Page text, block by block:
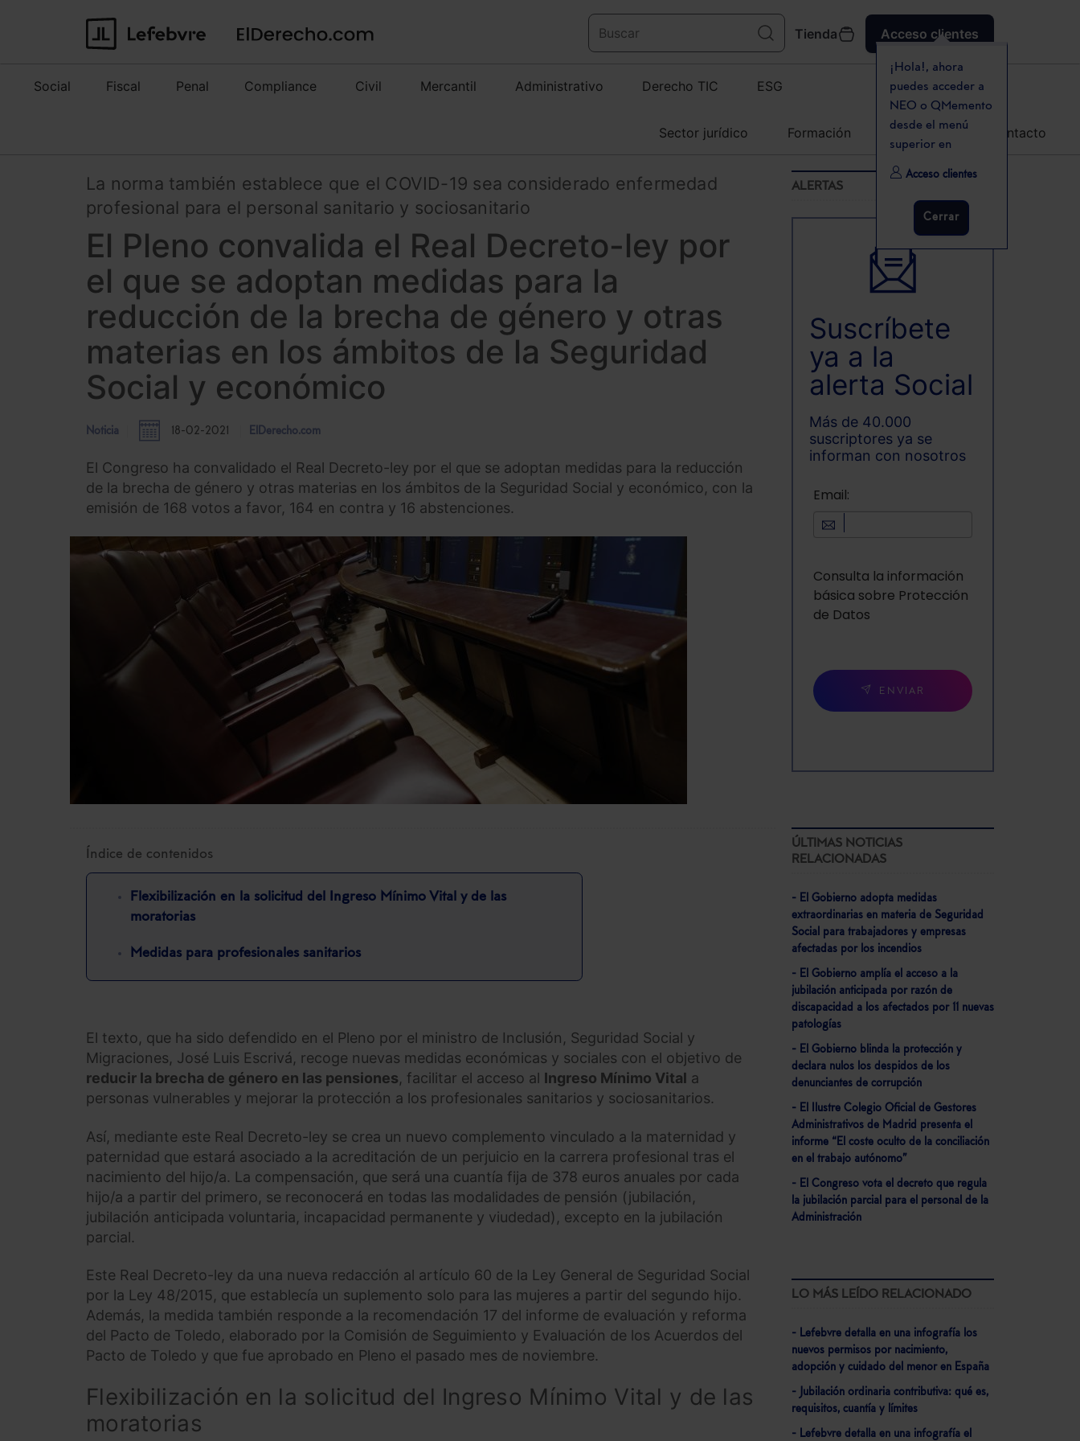
Tienda Acceso clientes
¡Hola!, ahora
puedes acceder a
NEO o QMemento
desde el menú
superior en
Acceso clientes
Cerrar
Social Fiscal Penal Compliance Civil Mercantil Administrativo Derecho TIC ESG
Sector jurídico Formación Agenda Contacto
La norma también establece que el COVID-19 sea considerado enfermedad
profesional para el personal sanitario y sociosanitario
El Pleno convalida el Real Decreto-ley por
el que se adoptan medidas para la
reducción de la brecha de género y otras
materias en los ámbitos de la Seguridad
Social y económico
Noticia 18-02-2021 ElDerecho.com
El Congreso ha convalidado el Real Decreto-ley por el que se adoptan medidas para la reducción
de la brecha de género y otras materias en los ámbitos de la Seguridad Social y económico, con la
emisión de 168 votos a favor, 164 en contra y 16 abstenciones.
Índice de contenidos
Flexibilización en la solicitud del Ingreso Mínimo Vital y de las
moratorias
Medidas para profesionales sanitarios
El texto, que ha sido defendido en el Pleno por el ministro de Inclusión, Seguridad Social y
Migraciones, José Luis Escrivá, recoge nuevas medidas económicas y sociales con el objetivo de
reducir la brecha de género en las pensiones, facilitar el acceso al Ingreso Mínimo Vital a
personas vulnerables y mejorar la protección a los profesionales sanitarios y sociosanitarios.
Así, mediante este Real Decreto-ley se crea un nuevo complemento vinculado a la maternidad y
paternidad que estará asociado a la acreditación de un perjuicio en la carrera profesional tras el
nacimiento del hijo/a. La compensación, que será una cuantía fija de 378 euros anuales por cada
hijo/a a partir del primero, se reconocerá en todas las modalidades de pensión (jubilación,
jubilación anticipada voluntaria, incapacidad permanente y viudedad), excepto en la jubilación
parcial.
Este Real Decreto-ley da una nueva redacción al artículo 60 de la Ley General de Seguridad Social
por la Ley 48/2015, que establecía un suplemento solo para las mujeres a partir del segundo hijo.
Además, la medida también responde a la recomendación 17 del informe de evaluación y reforma
del Pacto de Toledo, elaborado por la Comisión de Seguimiento y Evaluación de los Acuerdos del
Pacto de Toledo y que fue aprobado en Pleno el pasado mes de noviembre.
Flexibilización en la solicitud del Ingreso Mínimo Vital y de las
moratorias
ALERTAS
Suscríbete
ya a la
alerta Social
Más de 40.000
suscriptores ya se
informan con nosotros
Email:
Consulta la información
básica sobre Protección
de Datos
ENVIAR
ÚLTIMAS NOTICIAS
RELACIONADAS
- El Gobierno adopta medidas
extraordinarias en materia de Seguridad
Social para trabajadores y empresas
afectadas por los incendios
- El Gobierno amplía el acceso a la
jubilación anticipada por razón de
discapacidad a los afectados por 11 nuevas
patologías
- El Gobierno blinda la protección y
declara nulos los despidos de los
denunciantes de corrupción
- El Ilustre Colegio Oficial de Gestores
Administrativos de Madrid presenta el
informe “El coste oculto de la conciliación
en el trabajo autónomo”
- El Congreso vota el decreto que regula
la jubilación parcial para el personal de la
Administración
LO MÁS LEÍDO RELACIONADO
- Lefebvre detalla en una infografía los
nuevos permisos por nacimiento,
adopción y cuidado del menor en España
- Jubilación ordinaria contributiva: qué es,
requisitos, cuantía y límites
- Lefebvre detalla en una infografía el